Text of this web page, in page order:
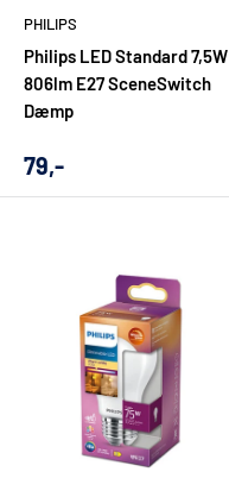
PHILIPS
Philips LED Standard 7,5W
806lm E27 SceneSwitch
Dæmp
Udsalgs
79,-